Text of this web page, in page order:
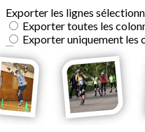
Exporter les lignes
Exporter toutes les
Exporter uniquement les
Menu
?>
Images de la page d'accueil